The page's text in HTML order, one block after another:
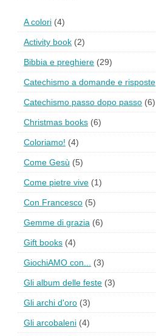
A colori (4)
Activity book (2)
Bibbia e preghiere (29)
Catechismo a domande e risposte
Catechismo passo dopo passo (6)
Christmas books (6)
Coloriamo! (4)
Come Gesù (5)
Come pietre vive (1)
Con Francesco (5)
Gemme di grazia (6)
Gift books (4)
GiochiAMO con... (3)
Gli album delle feste (3)
Gli archi d'oro (3)
Gli arcobaleni (4)